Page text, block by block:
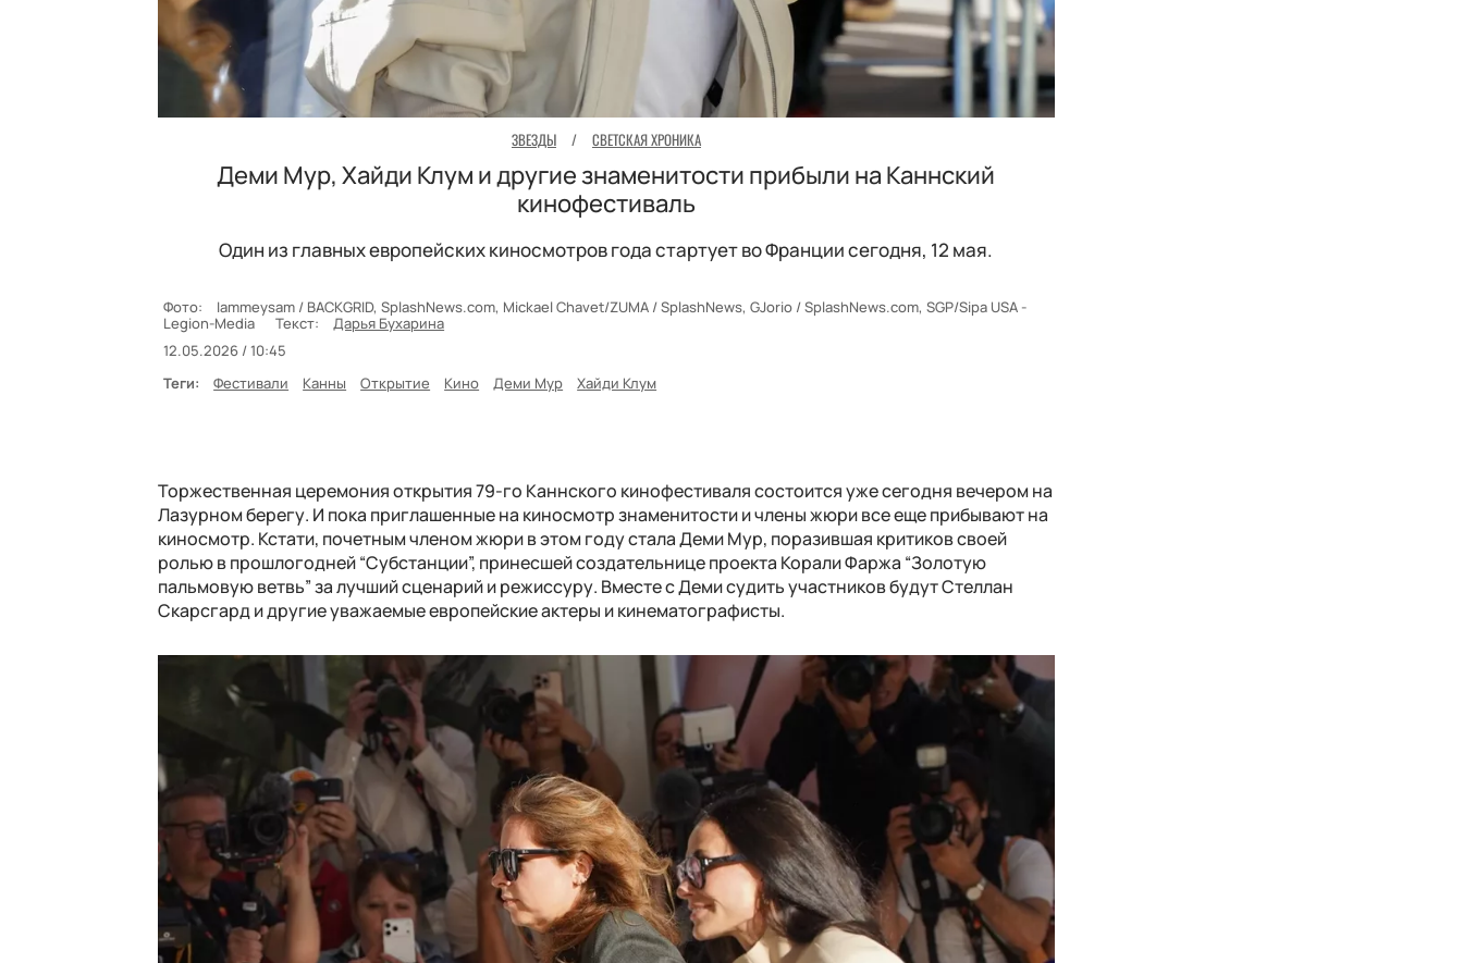
ЗВЕЗДЫ / СВЕТСКАЯ ХРОНИКА
Деми Мур, Хайди Клум и другие знаменитости прибыли на Каннский
кинофестиваль
Один из главных европейских киносмотров года стартует во Франции сегодня, 12 мая.
Фото:
Iammeysam / BACKGRID, SplashNews.com, Mickael Chavet/ZUMA / SplashNews, GJorio / SplashNews.com, SGP/Sipa USA -
Legion-Media
Текст:
Дарья Бухарина
12.05.2026 / 10:45
Теги:
Фестивали Канны Открытие Кино Деми Мур Хайди Клум
Торжественная церемония открытия 79-го Каннского кинофестиваля состоится уже сегодня вечером на
Лазурном берегу. И пока приглашенные на киносмотр знаменитости и члены жюри все еще прибывают на
киносмотр. Кстати, почетным членом жюри в этом году стала Деми Мур, поразившая критиков своей
ролью в прошлогодней “Субстанции”, принесшей создательнице проекта Корали Фаржа “Золотую
пальмовую ветвь” за лучший сценарий и режиссуру. Вместе с Деми судить участников будут Стеллан
Скарсгард и другие уважаемые европейские актеры и кинематографисты.